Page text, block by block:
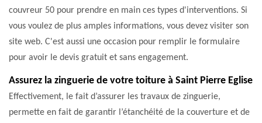
couvreur 50 pour prendre en main ces types d'interventions. Si
vous voulez de plus amples informations, vous devez visiter son
site web. C'est aussi une occasion pour remplir le formulaire
pour avoir le devis gratuit et sans engagement.
Assurez la zinguerie de votre toiture à Saint Pierre Eglise
Effectivement, le fait d’assurer les travaux de zinguerie,
permette en fait de garantir l’étanchéité de la couverture et de